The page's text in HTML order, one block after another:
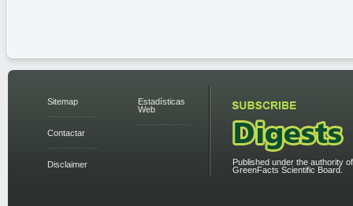
Sitemap
Contactar
Disclaimer
Estadísticas
Web
Published under the authority
GreenFacts Scientific Board.